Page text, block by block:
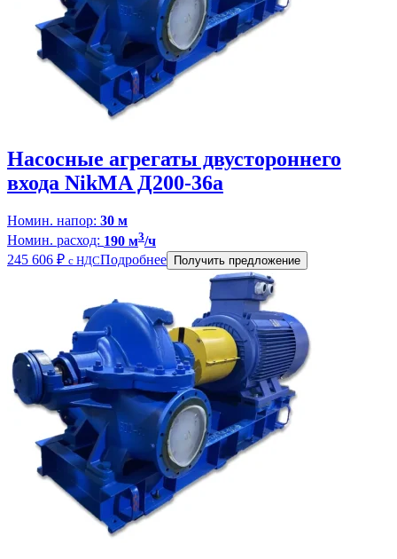
Насосные агрегаты двустороннего
входа NikMA Д200-36а
Номин. напор: 30 м
Номин. расход: 190 м3/ч
245 606 ₽ с НДСПодробнее Получить предложение